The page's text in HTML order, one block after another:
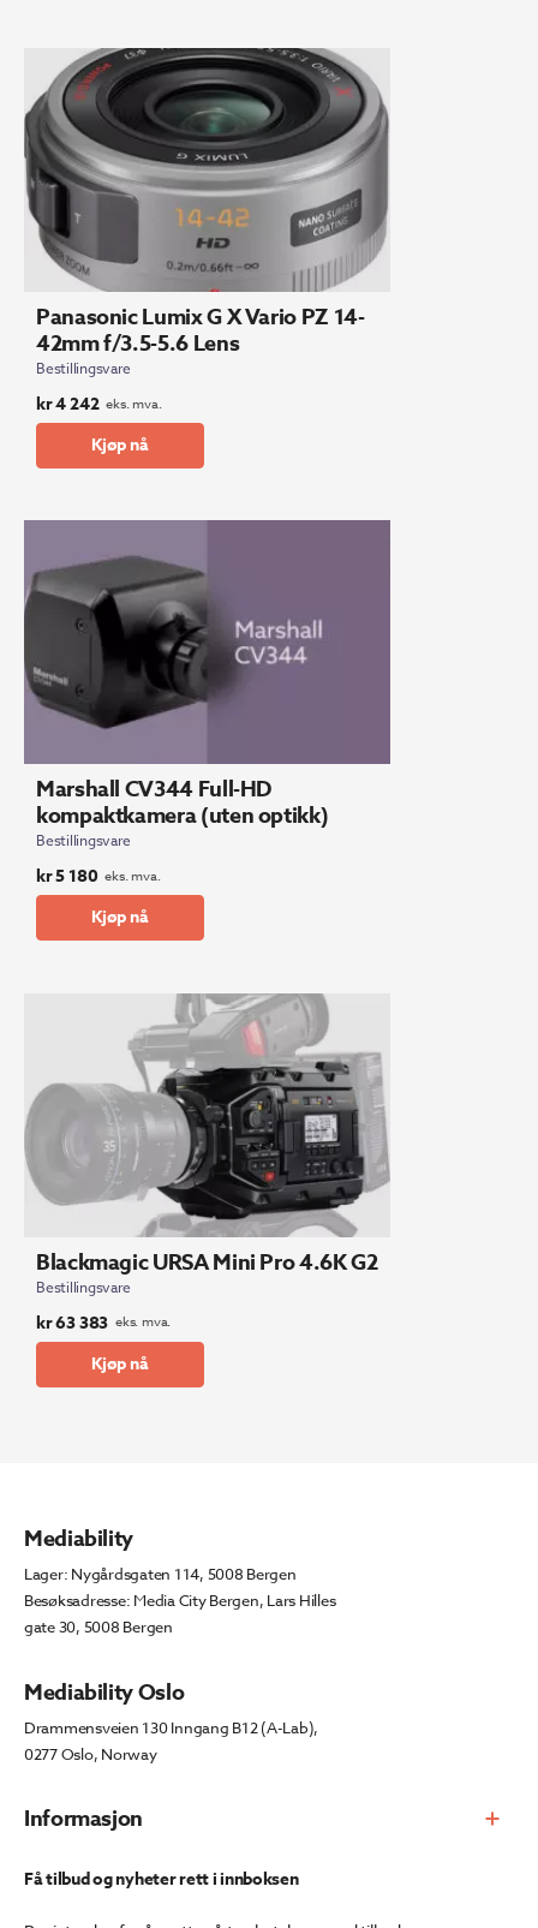
Panasonic Lumix G X Vario PZ 14-
42mm f/3.5-5.6 Lens
Bestillingsvare
kr4 242 eks. mva.
Kjøp nå
Marshall CV344 Full-HD
kompaktkamera (uten optikk)
Bestillingsvare
kr5 180 eks. mva.
Kjøp nå
Blackmagic URSA Mini Pro 4.6K G2
Bestillingsvare
kr63 383 eks. mva.
Kjøp nå
Informasjon
Mediability
Lager: Nygårdsgaten 114, 5008 Bergen
Besøksadresse: Media City Bergen, Lars Hilles
gate 30, 5008 Bergen
Mediability Oslo
Drammensveien 130 Inngang B12 (A-Lab),
0277 Oslo, Norway
Få tilbud og nyheter rett i innboksen